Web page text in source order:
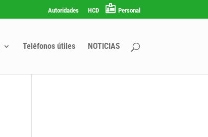
Autoridades HCD Personal
Teléfonos útiles NOTICIAS